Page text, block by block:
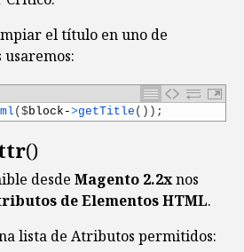
el título en uno de
($block ->getTitle ( ) ) ;
()
desde Magento 2.2xnos
de Elementos HTML.
lista de Atributos permitidos: